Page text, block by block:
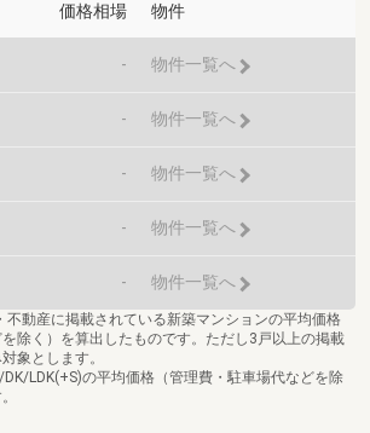
価格相場 物件
- 物件一覧へ
- 物件一覧へ
- 物件一覧へ
- 物件一覧へ
- 物件一覧へ
動産に掲載されている新築マンションの平均価格
を除く）を算出したものです。ただし3戸以上の掲載
象とします。
LDK(+S)の平均価格（管理費・駐車場代などを除